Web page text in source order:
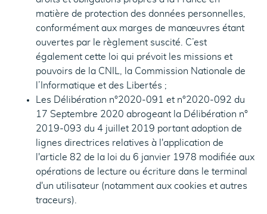
matière de protection des données personnelles,
conformément aux marges de manœuvres étant
ouvertes par le règlement suscité. C’est
également cette loi qui prévoit les missions et
pouvoirs de la CNIL, la Commission Nationale de
l’Informatique et des Libertés ;
Les Délibération n°2020-091 et n°2020-092 du
17 Septembre 2020 abrogeant la Délibération n°
2019-093 du 4 juillet 2019 portant adoption de
lignes directrices relatives à l'application de
l'article 82 de la loi du 6 janvier 1978 modifiée aux
opérations de lecture ou écriture dans le terminal
d'un utilisateur (notamment aux cookies et autres
traceurs).